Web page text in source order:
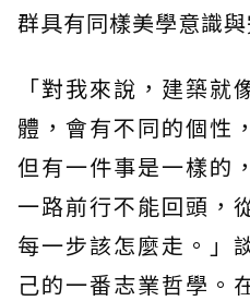
群具有同樣美學意識
「對我來說，建築就
體，會有不同的個性
但有一件事是一樣的
一路前行不能回頭，
每一步該怎麼走。」
己的一番志業哲學。